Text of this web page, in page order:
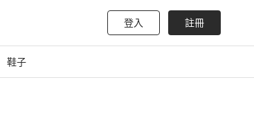
登入 註冊
鞋子